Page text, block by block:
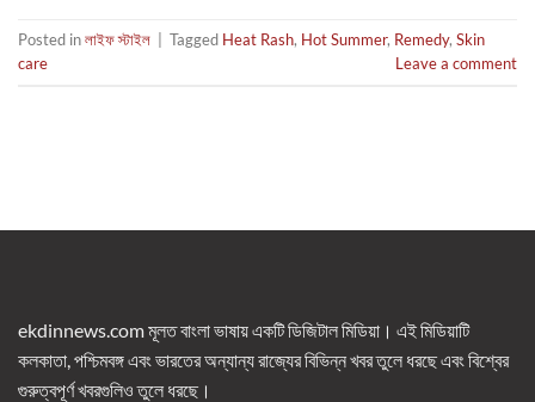
Posted inলাইফ স্টাইল Tagged Heat Rash, Hot Summer, Remedy, Skin
care
Leave a comment
ekdinnews.com মূলত বাংলা ভাষায় একটি ডিজিটাল মিডিয়া। এই মিডিয়াটি
কলকাতা, পশ্চিমবঙ্গ এবং ভারতের অন্যান্য রাজ্যের বিভিন্ন খবর তুলে ধরছে এবং বিশ্বের
গুরুত্বপূর্ণ খবরগুলিও তুলে ধরছে।